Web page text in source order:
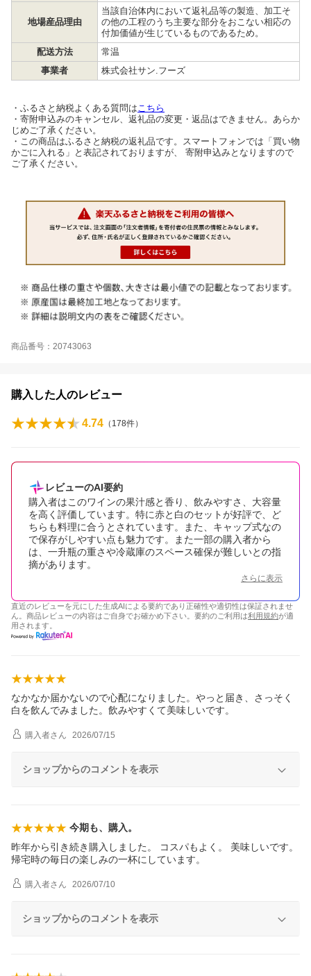
地場産品理由
当該自治体内において返礼品等の製造、加工そ
の他の工程のうち主要な部分をおこない相応の
付加価値が生じているものであるため。
配送方法
常温
事業者
株式会社サン.フーズ
・ふるさと納税よくある質問は こちら
・寄附申込みのキャンセル、返礼品の変更・返品はできません。あらか
じめご了承ください。
・この商品はふるさと納税の返礼品です。スマートフォンでは「買い物
かごに入れる」と表記されておりますが、 寄附申込みとなりますので
ご了承ください。
商品番号：20743063
購入した人のレビュー
4.74 （ 178件）
レビューのAI要約
購入者はこのワインの果汁感と香り、飲みやすさ、大容量
を高く評価しています。特に赤と白のセットが好評で、ど
ちらも料理に合うとされています。また、キャップ式なの
で保存がしやすい点も魅力です。また一部の購入者から
は、一升瓶の重さや冷蔵庫のスペース確保が難しいとの指
摘があります。
さらに表示
直近のレビューを元にした生成AIによる要約であり正確性や適切性は保証されませ
ん。商品レビューの内容はご自身でお確かめ下さい。要約のご利用は利用規約が適
用されます。
なかなか届かないので心配になりました。やっと届き、さっそく
白を飲んでみました。飲みやすくて美味しいです。
購入者さん 2026/07/15
ショップからのコメントを表示
今期も、購入。
昨年から引き続き購入しました。 コスパもよく。 美味しいです。
帰宅時の毎日の楽しみの一杯にしています。
購入者さん 2026/07/10
ショップからのコメントを表示